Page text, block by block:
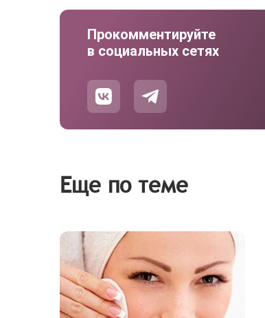
Прокомментируйте
в социальных сетях
Еще по теме